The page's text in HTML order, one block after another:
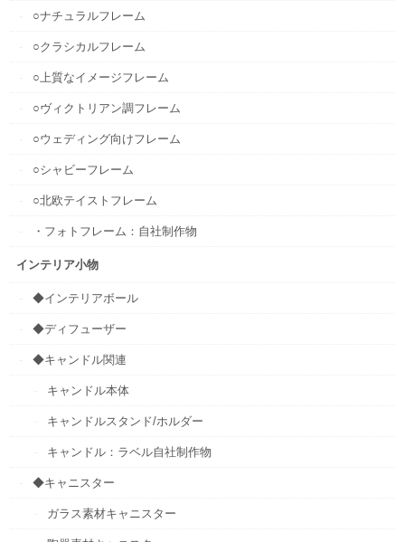
○ナチュラルフレーム
○クラシカルフレーム
○上質なイメージフレーム
○ヴィクトリアン調フレーム
○ウェディング向けフレーム
○シャビーフレーム
○北欧テイストフレーム
・フォトフレーム：自社制作物
インテリア小物
◆インテリアボール
◆ディフューザー
◆キャンドル関連
キャンドル本体
キャンドルスタンド/ホルダー
キャンドル：ラベル自社制作物
◆キャニスター
ガラス素材キャニスター